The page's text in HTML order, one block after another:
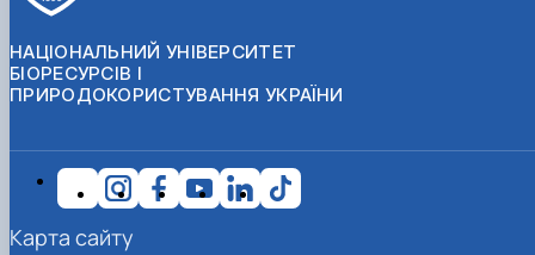
НАЦІОНАЛЬНИЙ УНІВЕРСИТЕТ
БІОРЕСУРСІВ І
ПРИРОДОКОРИСТУВАННЯ УКРАЇНИ
Карта сайту